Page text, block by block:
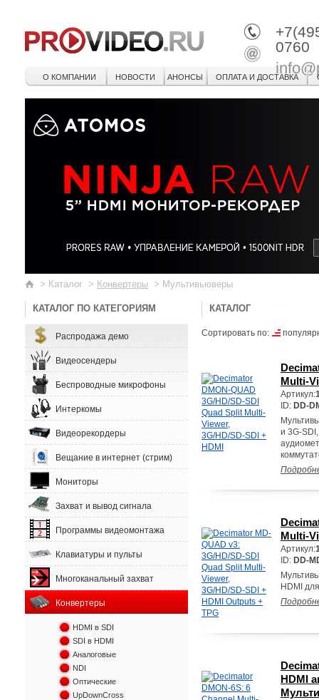
0760
О КОМПАНИИ НОВОСТИ АНОНСЫ ОПЛАТА И ДОСТАВКА
> Каталог > Конвертеры > Мультивьюверы
КАТАЛОГ ПО КАТЕГОРИЯМ
Распродажа демо
Видеосендеры
Беспроводные микрофоны
Интеркомы
Видеорекордеры
Вещание в интернет (стрим)
Мониторы
Захват и вывод сигнала
Программы видеомонтажа
Клавиатуры и пульты
Многоканальный захват
Конвертеры
HDMI в SDI
SDI в HDMI
Аналоговые
NDI
Оптические
UpDownCross
КАТАЛОГ
Сортировать по:
Multi-
Артикул:
ID: DD-
и 3G-
Multi-
Артикул:
ID: DD-
HDMI
HDMI